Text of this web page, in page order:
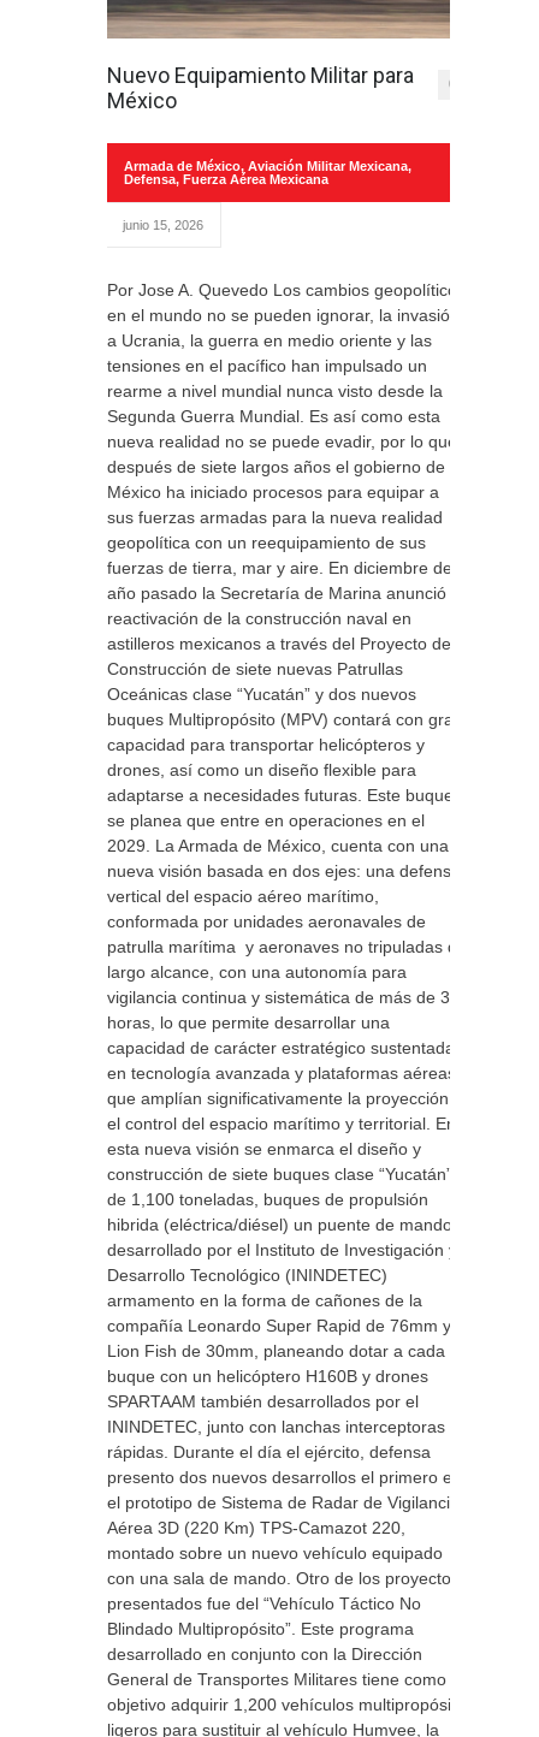
Nuevo Equipamiento Militar para
México
0
Armada de México, Aviación Militar Mexicana,
Defensa, Fuerza Aérea Mexicana
junio 15, 2026
Por Jose A. Quevedo Los cambios geopolíticos
en el mundo no se pueden ignorar, la invasión
a Ucrania, la guerra en medio oriente y las
tensiones en el pacífico han impulsado un
rearme a nivel mundial nunca visto desde la
Segunda Guerra Mundial. Es así como esta
nueva realidad no se puede evadir, por lo que
después de siete largos años el gobierno de
México ha iniciado procesos para equipar a
sus fuerzas armadas para la nueva realidad
geopolítica con un reequipamiento de sus
fuerzas de tierra, mar y aire. En diciembre del
año pasado la Secretaría de Marina anunció la
reactivación de la construcción naval en
astilleros mexicanos a través del Proyecto de
Construcción de siete nuevas Patrullas
Oceánicas clase “Yucatán” y dos nuevos
buques Multipropósito (MPV) contará con gran
capacidad para transportar helicópteros y
drones, así como un diseño flexible para
adaptarse a necesidades futuras. Este buque
se planea que entre en operaciones en el
2029. La Armada de México, cuenta con una
nueva visión basada en dos ejes: una defensa
vertical del espacio aéreo marítimo,
conformada por unidades aeronavales de
patrulla marítima y aeronaves no tripuladas de
largo alcance, con una autonomía para
vigilancia continua y sistemática de más de 36
horas, lo que permite desarrollar una
capacidad de carácter estratégico sustentada
en tecnología avanzada y plataformas aéreas
que amplían significativamente la proyección y
el control del espacio marítimo y territorial. En
esta nueva visión se enmarca el diseño y
construcción de siete buques clase “Yucatán”
de 1,100 toneladas, buques de propulsión
hibrida (eléctrica/diésel) un puente de mando
desarrollado por el Instituto de Investigación y
Desarrollo Tecnológico (ININDETEC)
armamento en la forma de cañones de la
compañía Leonardo Super Rapid de 76mm y
Lion Fish de 30mm, planeando dotar a cada
buque con un helicóptero H160B y drones
SPARTAAM también desarrollados por el
ININDETEC, junto con lanchas interceptoras
rápidas. Durante el día el ejército, defensa
presento dos nuevos desarrollos el primero es
el prototipo de Sistema de Radar de Vigilancia
Aérea 3D (220 Km) TPS-Camazot 220,
montado sobre un nuevo vehículo equipado
con una sala de mando. Otro de los proyectos
presentados fue del “Vehículo Táctico No
Blindado Multipropósito”. Este programa
desarrollado en conjunto con la Dirección
General de Transportes Militares tiene como
objetivo adquirir 1,200 vehículos multipropósito
ligeros para sustituir al vehículo Humvee, la